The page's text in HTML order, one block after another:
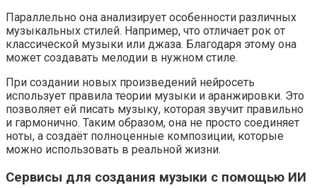
Параллельно она анализирует особенности различных
музыкальных стилей. Например, что отличает рок от
классической музыки или джаза. Благодаря этому она
может создавать мелодии в нужном стиле.
При создании новых произведений нейросеть
использует правила теории музыки и аранжировки. Это
позволяет ей писать музыку, которая звучит правильно
и гармонично. Таким образом, она не просто соединяет
ноты, а создаёт полноценные композиции, которые
можно использовать в реальной жизни.
Сервисы для создания музыки с помощью ИИ